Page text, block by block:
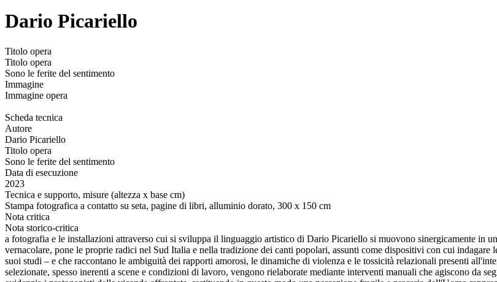
Dario Picariello
Titolo opera
Titolo opera
Sono le ferite del sentimento
Immagine
Immagine opera
Scheda tecnica
Autore
Dario Picariello
Titolo opera
Sono le ferite del sentimento
Data di esecuzione
2023
Tecnica e supporto, misure (altezza x base cm)
Stampa fotografica a contatto su seta, pagine di libri, alluminio dorato, 300 x 150 cm
Nota critica
Nota storico-critica
a fotografia e le installazioni attraverso cui si sviluppa il linguaggio artistico di Dario Picariello si muovono sinergicamente in
vernacolare, pone le proprie radici nel Sud Italia e nella tradizione dei canti popolari, assunti come dispositivi con cui
suoi studi – e che raccontano le ambiguità dei rapporti amorosi, le dinamiche di violenza e le tossicità relazionali presenti
selezionate, spesso inerenti a scene e condizioni di lavoro, vengono rielaborate mediante interventi manuali che agiscono da